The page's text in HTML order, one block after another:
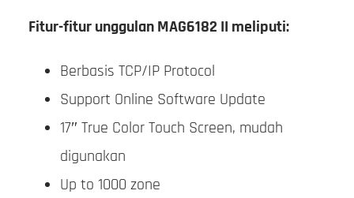
Fitur-fitur unggulan MAG6182 II meliputi:
Berbasis TCP/IP Protocol
Support Online Software Update
17″ True Color Touch Screen, mudah
digunakan
Up to 1000 zone